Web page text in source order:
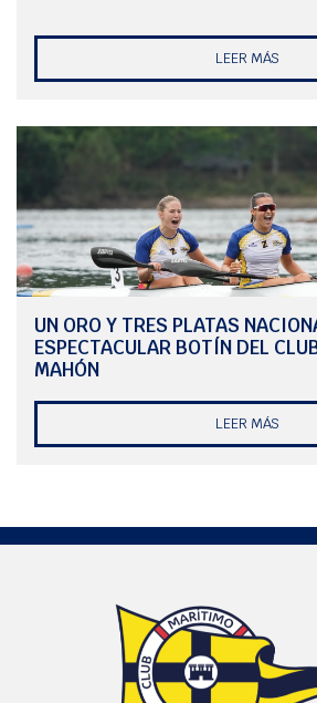
LEER MÁS
UN ORO Y TRES PLATAS
ESPECTACULAR BOTÍN DEL
MAHÓN
LEER MÁS